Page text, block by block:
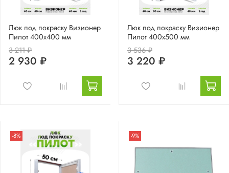
Люк под покраску Визионер
Пилот 400х400 мм
3 211 ₽
2 930 ₽
Люк под покраску Визионер
Пилот 400х500 мм
3 536 ₽
3 220 ₽
-8% -9%